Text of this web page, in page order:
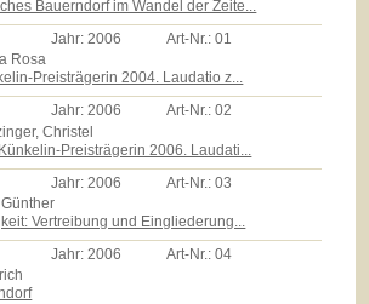
Bauerndorf im Wandel der Zeite...
Jahr:2006 Art-Nr.:01
Rosa
Preisträgerin 2004. Laudatio z...
Jahr:2006 Art-Nr.:02
Christel
Preisträgerin 2006. Laudati...
Jahr:2006 Art-Nr.:03
Vertreibung und Eingliederung...
Jahr:2006 Art-Nr.:04